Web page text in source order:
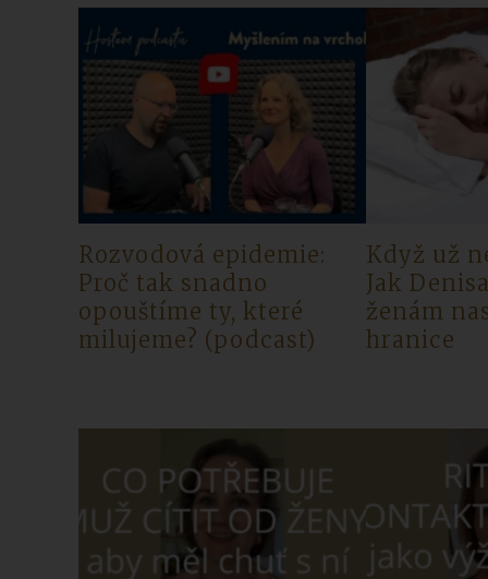
Rozvodová epidemie:
Proč tak snadno
opouštíme ty, které
milujeme? (podcast)
Když už
Jak
ženám
hranice